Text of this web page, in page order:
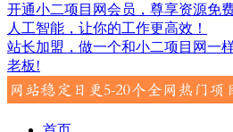
开通小二项目网会员，尊享资源免
人工智能，让你的工作更高效！
站长加盟，做一个和小二项目网一
老板!